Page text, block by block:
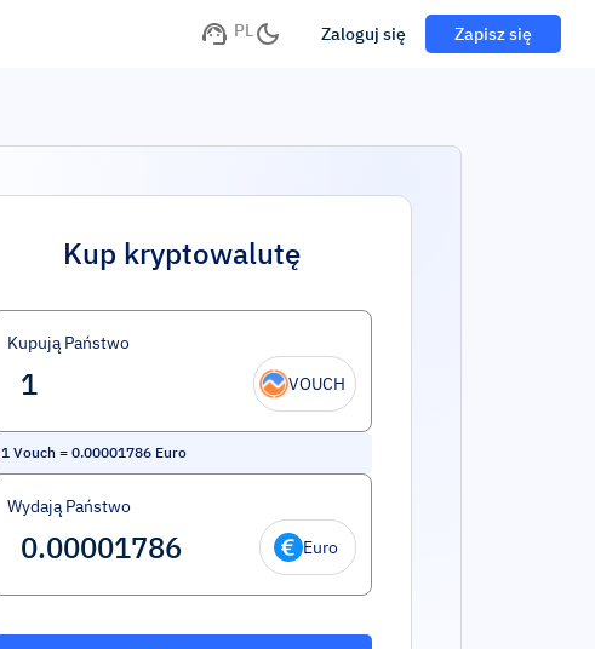
PL Zaloguj się Zapisz się
Kup kryptowalutę
Kupują Państwo
VOUCH
1 Vouch = 0.00001786 Euro
Wydają Państwo
Euro